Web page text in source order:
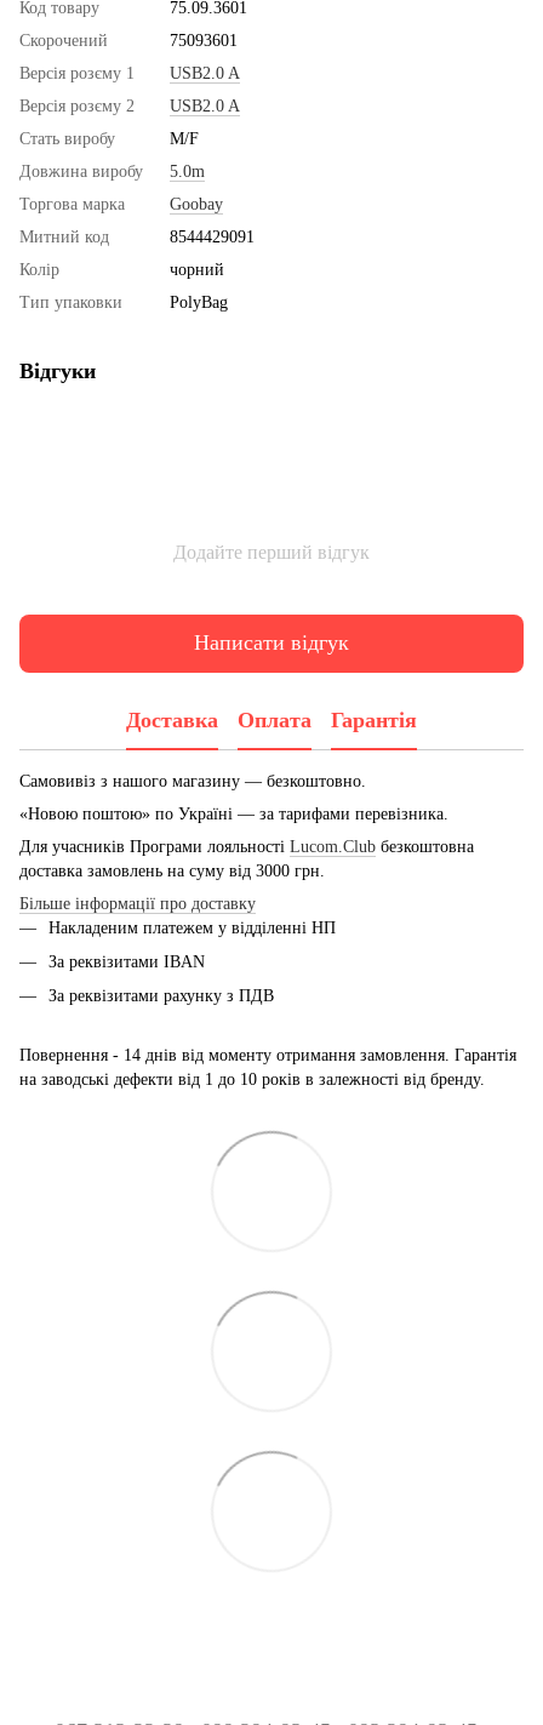
Код товару
75.09.3601
Скорочений
75093601
Версія розєму 1
USB2.0 A
Версія розєму 2
USB2.0 A
Стать виробу
M/F
Довжина виробу
5.0m
Торгова марка
Goobay
Митний код
8544429091
Колір
чорний
Тип упаковки
PolyBag
Відгуки
Додайте перший відгук
Написати відгук
Доставка Оплата Гарантія
Самовивіз з нашого магазину — безкоштовно.
«Новою поштою» по Україні — за тарифами перевізника.
Для учасників Програми лояльності Lucom.Club безкоштовна
доставка замовлень на суму від 3000 грн.
Більше інформації про доставку
Накладеним платежем у відділенні НП
За реквізитами IBAN
За реквізитами рахунку з ПДВ
Повернення - 14 днів від моменту отримання замовлення. Гарантія
на заводські дефекти від 1 до 10 років в залежності від бренду.